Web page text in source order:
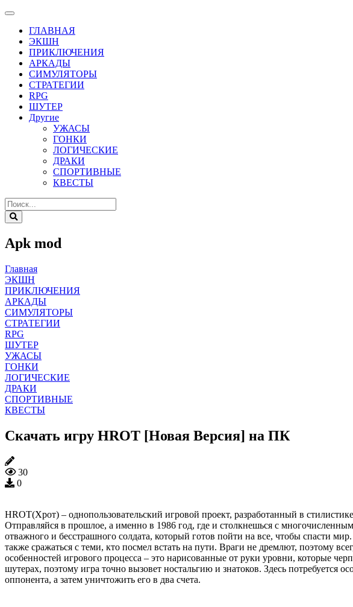
ГЛАВНАЯ
ЭКШН
ПРИКЛЮЧЕНИЯ
АРКАДЫ
СИМУЛЯТОРЫ
СТРАТЕГИИ
RPG
ШУТЕР
Другие
УЖАСЫ
ГОНКИ
ЛОГИЧЕСКИЕ
ДРАКИ
СПОРТИВНЫЕ
КВЕСТЫ
Apk mod
Главная
ЭКШН
ПРИКЛЮЧЕНИЯ
АРКАДЫ
СИМУЛЯТОРЫ
СТРАТЕГИИ
RPG
ШУТЕР
УЖАСЫ
ГОНКИ
ЛОГИЧЕСКИЕ
ДРАКИ
СПОРТИВНЫЕ
КВЕСТЫ
Скачать игру HROT [Новая Версия] на ПК
30
0
HROT(Хрот) – однопользовательский игровой проект, разработанный в
Отправляйся в прошлое, а именно в 1986 год, где и столкнешься с
отважного и бесстрашного солдата, который готов пойти на все, чтобы спасти
также сражаться с теми, кто посмел встать на пути. Враги не дремлют, поэтому
особенностей игрового процесса – это нарисованные от руки уровни, которые
шутерах, поэтому игра точно вызовет ностальгию и знатоков. Здесь потребуется
оппонента, а затем уничтожить его в два счета.